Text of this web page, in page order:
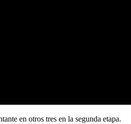
en otros tres en la segunda etapa.